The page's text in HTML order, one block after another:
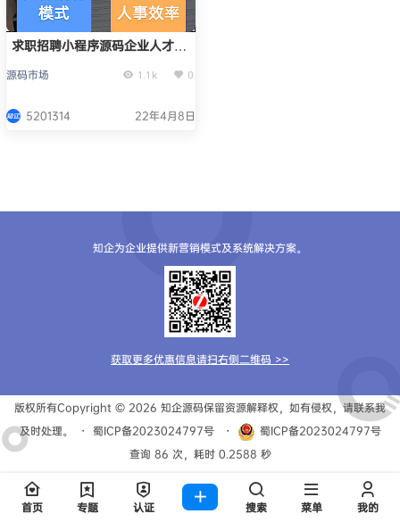
求职招聘小程序源码企业人才招
源码市场 1.1k 0
5201314 22年4月8日
知企为企业提供新营销模式及系统解决方案。
获取更多优惠信息请扫右侧二维码 >>
版权所有Copyright © 2026 知企源码保留资源解释权，如有侵权，请联系我
及时处理。
・ 蜀ICP备2023024797号 ・
蜀ICP备2023024797号
查询 86 次，耗时 0.2588 秒
首页 专题 认证 搜索 菜单 我的